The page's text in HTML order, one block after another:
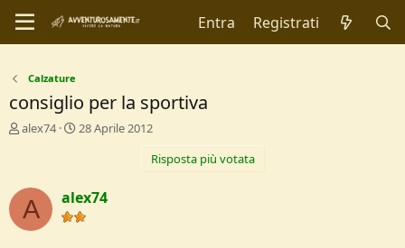
Entra Registrati
Calzature
consiglio per la sportiva
C
t
o
r
alex74
D
d
i
I
28 Aprile 2012
Risposta più votata
A alex74